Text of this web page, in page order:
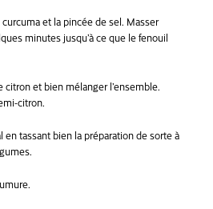
et la pincée de sel. Masser
minutes jusqu’à ce que le fenouil
et bien mélanger l’ensemble.
citron.
en tassant bien la préparation de sorte à